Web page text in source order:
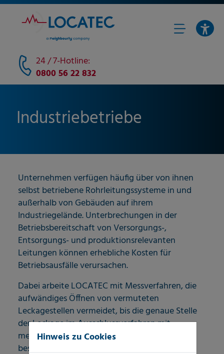
24 / 7-Hotline:
0800 56 22 832
Industriebetriebe
Unternehmen verfügen häufig über von ihnen
selbst betriebene Rohrleitungssysteme in und
außerhalb von Gebäuden auf ihrem
Industriegelände. Unterbrechungen in der
Betriebsbereitschaft von Versorgungs-,
Entsorgungs- und produktionsrelevanten
Leitungen können erhebliche Kosten für
Betriebsausfälle verursachen.
Dabei arbeite LOCATEC mit Messverfahren, die
aufwändiges Öffnen von vermuteten
Leckagestellen vermeidet, bis die genaue Stelle
der Leckage im Ausschlussverfahren mit
mehreren Messverfahren, möglichst genau
bestimmt ist.
Hinweis zu Cookies